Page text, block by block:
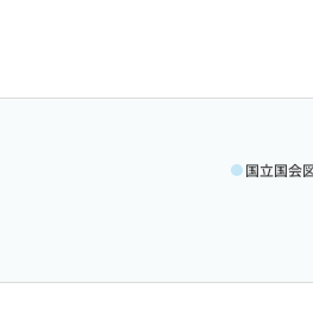
国立国会